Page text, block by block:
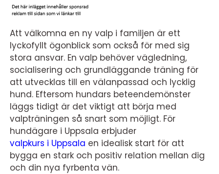
Att välkomna en ny valp i familjen är ett
lyckofyllt ögonblick som också för med sig
stora ansvar. En valp behöver vägledning,
socialisering och grundläggande träning för
att utvecklas till en välanpassad och lycklig
hund. Eftersom hundars beteendemönster
läggs tidigt är det viktigt att börja med
valpträningen så snart som möjligt. För
hundägare i Uppsala erbjuder
valpkurs i Uppsala en idealisk start för att
bygga en stark och positiv relation mellan dig
och din nya fyrbenta vän.